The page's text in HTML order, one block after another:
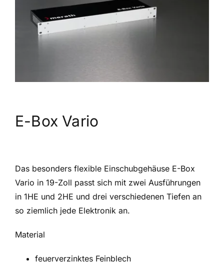
E-Box Vario
Das besonders flexible Einschubgehäuse E-Box
Vario in 19-Zoll passt sich mit zwei Ausführungen
in 1HE und 2HE und drei verschiedenen Tiefen an
so ziemlich jede Elektronik an.
Material
feuerverzinktes Feinblech